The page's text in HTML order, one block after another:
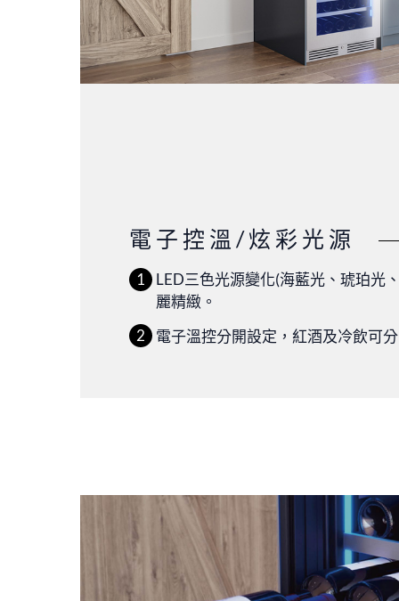
電子控溫/炫彩光源
LED三色光源變化(海藍光、琥珀光
麗精緻。
電子溫控分開設定，紅酒及冷飲可